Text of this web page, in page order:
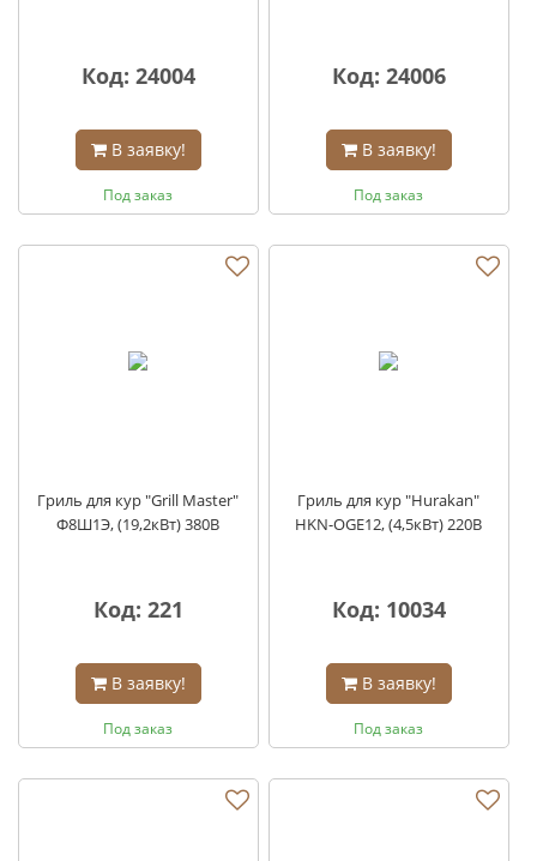
Код: 24004
В заявку!
Под заказ
Код: 24006
В заявку!
Под заказ
Гриль для кур "Grill Master"
Ф8Ш1Э, (19,2кВт) 380В
Код: 221
В заявку!
Под заказ
Гриль для кур "Hurakan"
HKN-OGE12, (4,5кВт) 220В
Код: 10034
В заявку!
Под заказ